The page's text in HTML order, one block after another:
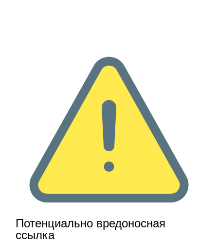
Потенциально вредоносная
ссылка